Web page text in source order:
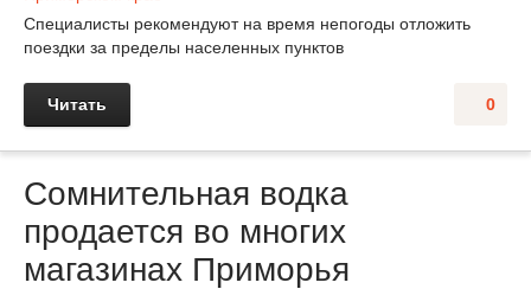
Специалисты рекомендуют на время непогоды отложить
поездки за пределы населенных пунктов
0
Читать
Сомнительная водка
продается во многих
магазинах Приморья